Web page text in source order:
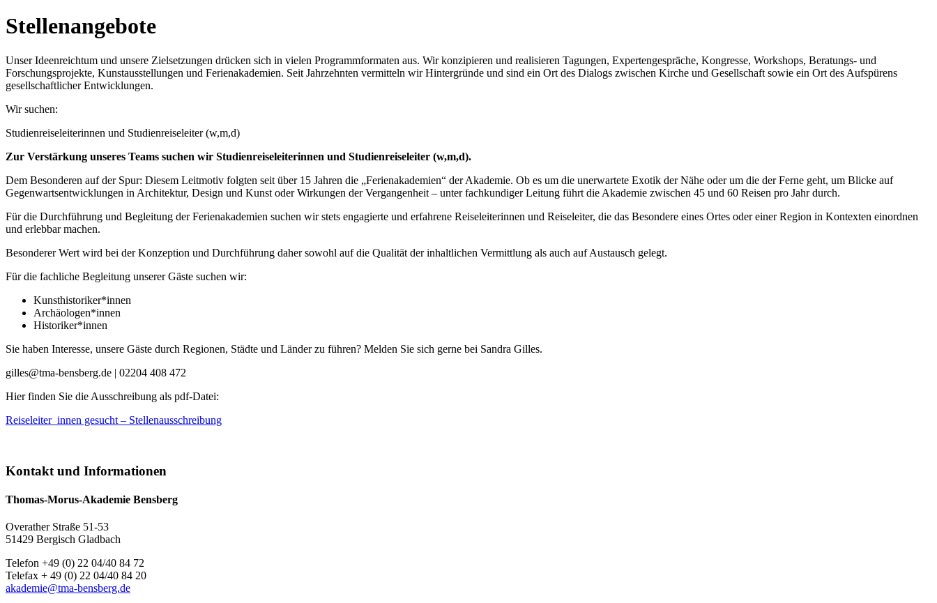
Stellenangebote
Unser Ideenreichtum und unsere Zielsetzungen drücken sich in vielen Programmformaten aus. Wir konzipieren und realisieren Tagungen, Expertengespräche, Kongresse, Workshops, Beratungs- und
Forschungsprojekte, Kunstausstellungen und Ferienakademien. Seit Jahrzehnten vermitteln wir Hintergründe und sind ein Ort des Dialogs zwischen Kirche und Gesellschaft sowie ein Ort des Aufspürens
gesellschaftlicher Entwicklungen.
Wir suchen:
Studienreiseleiterinnen und Studienreiseleiter (w,m,d)
Zur Verstärkung unseres Teams suchen wir Studienreiseleiterinnen und Studienreiseleiter (w,m,d).
Dem Besonderen auf der Spur: Diesem Leitmotiv folgten seit über 15 Jahren die „Ferienakademien“ der Akademie. Ob es um die unerwartete Exotik der Nähe oder um die der Ferne geht, um Blicke auf
Gegenwartsentwicklungen in Architektur, Design und Kunst oder Wirkungen der Vergangenheit – unter fachkundiger Leitung führt die Akademie zwischen 45 und 60 Reisen pro Jahr durch.
Für die Durchführung und Begleitung der Ferienakademien suchen wir stets engagierte und erfahrene Reiseleiterinnen und Reiseleiter, die das Besondere eines Ortes oder einer Region in Kontexten einordnen
und erlebbar machen.
Besonderer Wert wird bei der Konzeption und Durchführung daher sowohl auf die Qualität der inhaltlichen Vermittlung als auch auf Austausch gelegt.
Für die fachliche Begleitung unserer Gäste suchen wir:
Kunsthistoriker*innen
Archäologen*innen
Historiker*innen
Sie haben Interesse, unsere Gäste durch Regionen, Städte und Länder zu führen? Melden Sie sich gerne bei Sandra Gilles.
gilles@tma-bensberg.de | 02204 408 472
Hier finden Sie die Ausschreibung als pdf-Datei:
Reiseleiter_innen gesucht – Stellenausschreibung
Kontakt und Informationen
Thomas-Morus-Akademie Bensberg
Overather Straße 51-53
51429 Bergisch Gladbach
Telefon +49 (0) 22 04/40 84 72
Telefax + 49 (0) 22 04/40 84 20
akademie@tma-bensberg.de